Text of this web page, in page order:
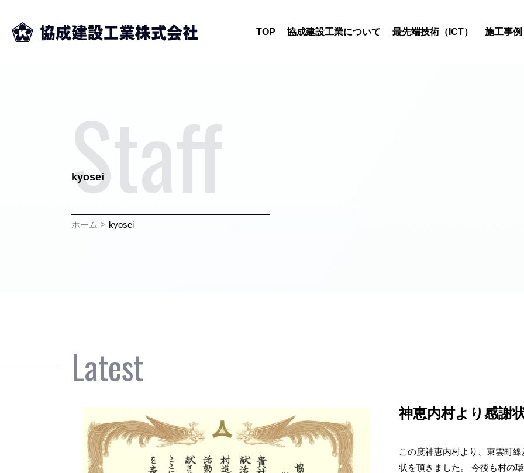
TOP 協成建設工業について 最先端技術（ICT） 施工事例
Staff
kyosei
ホーム kyosei
Latest
神恵内村より感謝
この度神恵内村より、東雲町
状を頂きました。 今後も村の